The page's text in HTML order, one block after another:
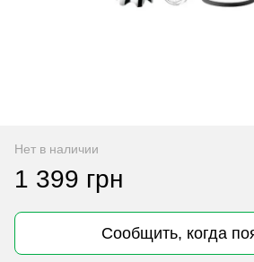
Нет в наличии
1 399 грн
Сообщить, когда